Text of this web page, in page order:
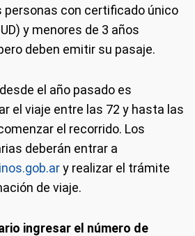
personas con certificado único
y menores de 3 años
deben emitir su pasaje.
el año pasado es
el viaje entre las 72 y hasta las
el recorrido. Los
deberán entrar a
y realizar el trámite
de viaje.
ingresar el número de